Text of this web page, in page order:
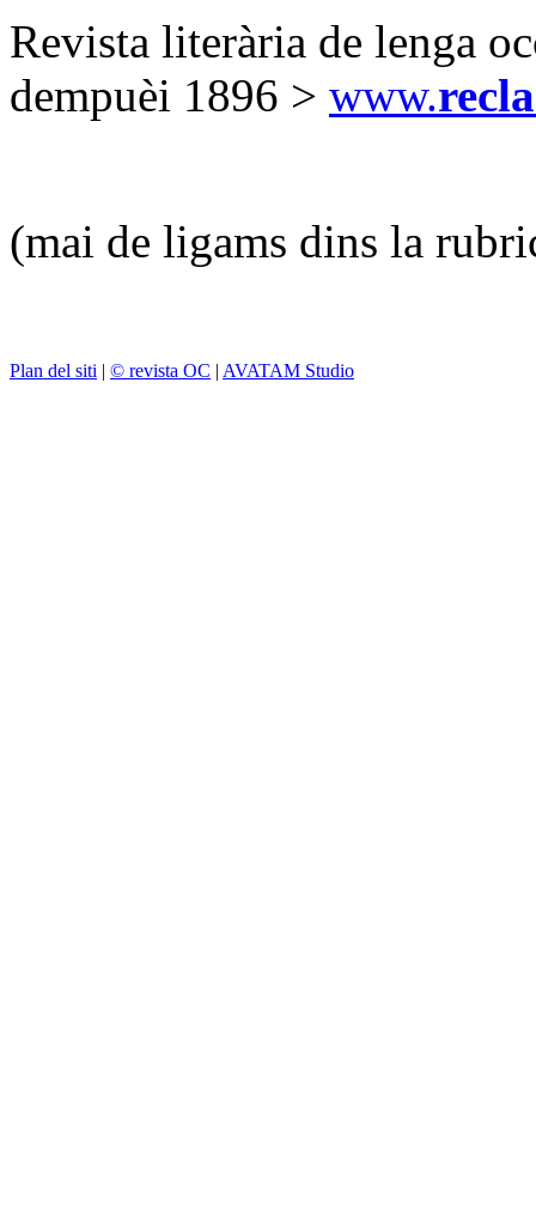
Revista literària de lenga
dempuèi 1896 > www.
(mai de ligams dins la
Plan del siti | © revista OC | AVATAM Studio